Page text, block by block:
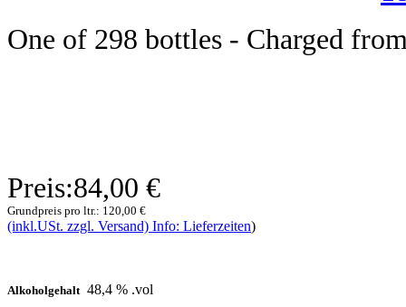
One of 298 bottles - Charged
Preis:84,00 €
Grundpreis pro ltr.: 120,00 €
(inkl.USt. zzgl. Versand) Info: Lieferzeiten)
Alkoholgehalt 48,4 % .vol